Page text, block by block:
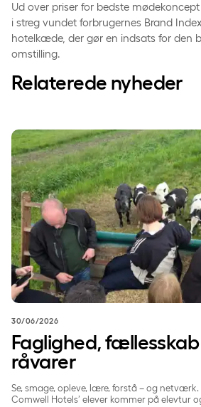
Ud over priser for bedste
i streg vundet forbrugernes Brand
hotelkæde, der gør en indsats for den
omstilling.
Relaterede nyheder
Faglighed, fællesskab og råvarer
30/06/2026
Faglighed,
råvarer
Se, smage, opleve, lære, forstå – og netværk.
Comwell Hotels’ elever kommer på elevtur